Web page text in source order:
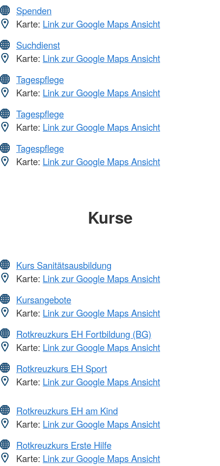
Spenden
Karte: Link zur Google Maps Ansicht
Suchdienst
Karte: Link zur Google Maps Ansicht
Tagespflege
Karte: Link zur Google Maps Ansicht
Tagespflege
Karte: Link zur Google Maps Ansicht
Tagespflege
Karte: Link zur Google Maps Ansicht
Kurse
Kurs Sanitätsausbildung
Karte: Link zur Google Maps Ansicht
Kursangebote
Karte: Link zur Google Maps Ansicht
Rotkreuzkurs EH Fortbildung (BG)
Karte: Link zur Google Maps Ansicht
Rotkreuzkurs EH Sport
Karte: Link zur Google Maps Ansicht
Rotkreuzkurs EH am Kind
Karte: Link zur Google Maps Ansicht
Rotkreuzkurs Erste Hilfe
Karte: Link zur Google Maps Ansicht